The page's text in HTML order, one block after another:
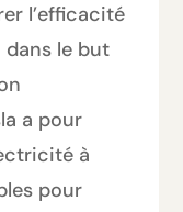
l’efficacité
dans le but
a pour
à
pour